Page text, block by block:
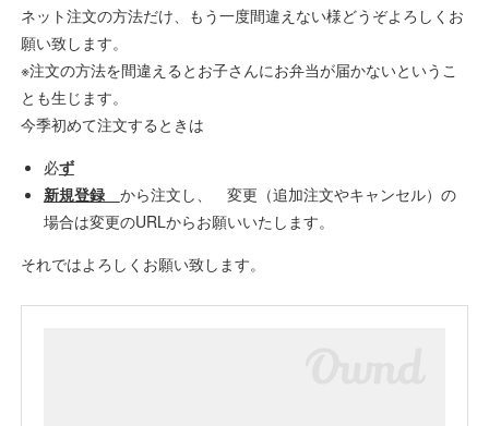
ネット注文の方法だけ、もう一度間違えない様どうぞよろしくお
願い致します。
※注文の方法を間違えるとお子さんにお弁当が届かないというこ
とも生じます。
今季初めて注文するときは
必ず
新規登録 から注文し、 変更（追加注文やキャンセル）の
場合は変更のURLからお願いいたします。
それではよろしくお願い致します。